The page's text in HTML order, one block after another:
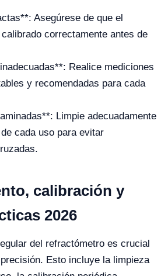
Asegúrese de que el
correctamente antes de
Realice mediciones
y recomendadas para cada
Limpie adecuadamente
cada uso para evitar
calibración y
2026
del refractómetro es crucial
Esto incluye la limpieza